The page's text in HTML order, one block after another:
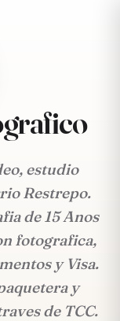
estudio
Restrepo.
de 15 Anos
fotografica,
y Visa.
y
de TCC.